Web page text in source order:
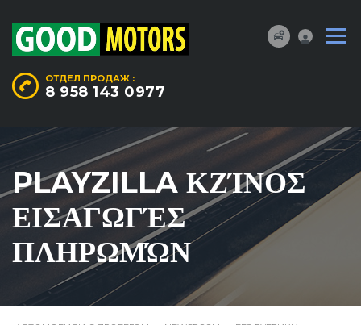
ОТДЕЛ ПРОДАЖ :
8 958 143 0977
PLAYZILLA ΚΖΊΝΟΣ
ΕΙΣΑΓΩΓΈΣ
ΠΛΗΡΩΜΏΝ